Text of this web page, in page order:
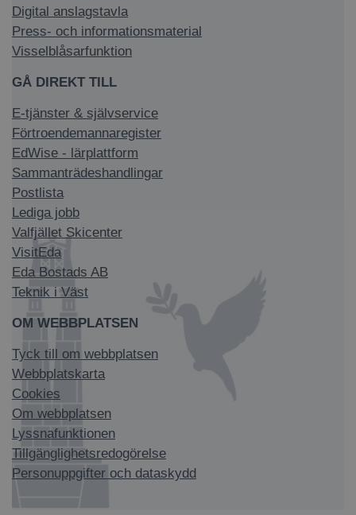
Digital anslagstavla
Press- och informationsmaterial
Visselblåsarfunktion
GÅ DIREKT TILL
E-tjänster & självservice
Förtroendemannaregister
EdWise - lärplattform
Sammanträdeshandlingar
Postlista
Lediga jobb
Valfjället Skicenter
VisitEda
Eda Bostads AB
Teknik i Väst
OM WEBBPLATSEN
Tyck till om webbplatsen
Webbplatskarta
Cookies
Om webbplatsen
Lyssnafunktionen
Tillgänglighetsredogörelse
Personuppgifter och dataskydd